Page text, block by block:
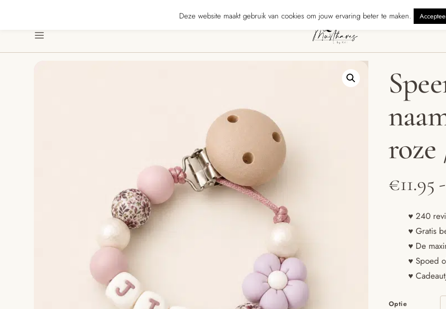
240 reviewers geven ons ★★★★★ ·
Menu
roze
€11.95 -
♥ 240
♥ Gratis
♥ De
♥ Spoed
♥
Optie
Deze website maakt gebruik van cookies om jouw ervaring beter te maken.